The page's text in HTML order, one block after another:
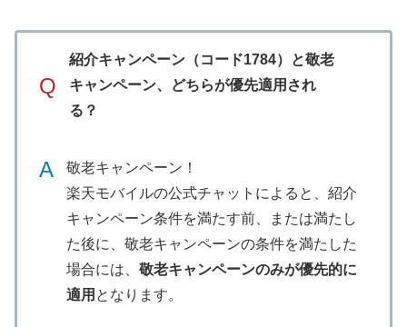
Q
紹介キャンペーン（コード1784）と敬老
キャンペーン、どちらが優先適用され
る？
A
敬老キャンペーン！
楽天モバイルの公式チャットによると、紹介
キャンペーン条件を満たす前、または満たし
た後に、敬老キャンペーンの条件を満たした
場合には、敬老キャンペーンのみが優先的に
適用 となります。